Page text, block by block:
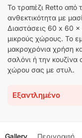
Το τραπέζι Retto από
ανθεκτικότητα με
Διαστάσεις 60 x 60 x
μικρούς χώρους. Το
μακροχρόνια χρήση
σαλόνι ή την κουζίνα
χώρου σας με στυλ.
Εξαντλημένο
Gallery Περιγραφή